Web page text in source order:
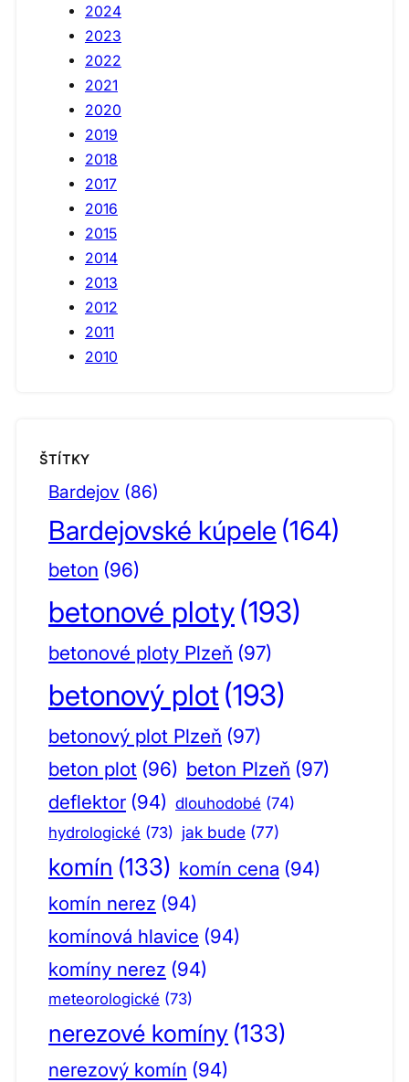
2024
2023
2022
2021
2020
2019
2018
2017
2016
2015
2014
2013
2012
2011
2010
ŠTÍTKY
Bardejov (86)
Bardejovské kúpele (164)
beton (96)
betonové ploty(193)
betonové ploty Plzeň (97)
betonový plot (193)
betonový plot Plzeň (97)
beton plot (96) beton Plzeň (97)
deflektor (94) dlouhodobé (74)
hydrologické (73) jak bude (77)
komín (133) komín cena (94)
komín nerez (94)
komínová hlavice (94)
komíny nerez (94)
meteorologické (73)
nerezové komíny (133)
nerezový komín (94)